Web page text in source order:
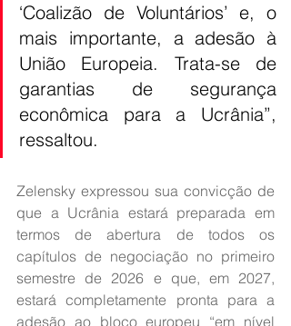
‘Coalizão de Voluntários’ e, o
mais importante, a adesão à
União Europeia. Trata-se de
garantias de segurança
econômica para a Ucrânia”,
ressaltou.
Zelensky expressou sua convicção de
que a Ucrânia estará preparada em
termos de abertura de todos os
capítulos de negociação no primeiro
semestre de 2026 e que, em 2027,
estará completamente pronta para a
adesão ao bloco europeu “em nível